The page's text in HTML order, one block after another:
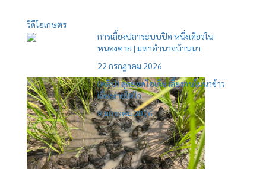
วิดีโอเกษตร
การเลี้ยงปลาระบบปิด หนึ่งเดียวใน
หนองคาย | มหาอำนาจบ้านนา
22 กรกฎาคม 2026
(คลิป) สุดยอดไอเดีย เลี้ยงกบในนาข้าว
เลี้ยงง่ายโตไว
9 มกราคม 2026